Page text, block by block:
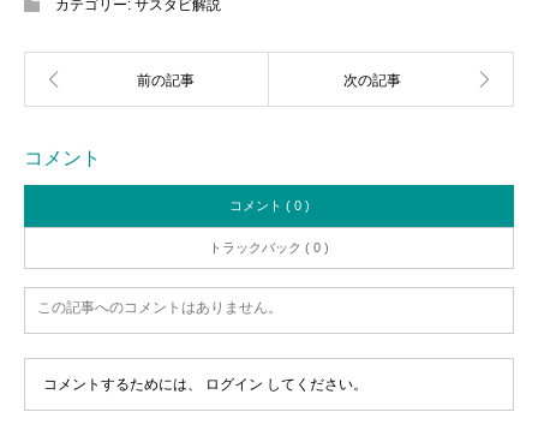
カテゴリー: サスタビ解説
コメント
コメント ( 0 )
トラックバック ( 0 )
この記事へのコメントはありません。
コメントするためには、 ログイン してください。